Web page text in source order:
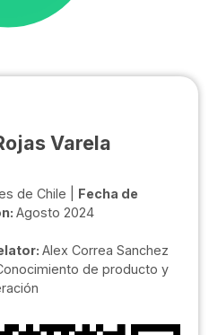
Varela
de Chile | Fecha de
Agosto 2024
Alex Correa Sanchez
de producto y